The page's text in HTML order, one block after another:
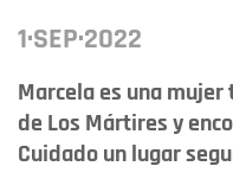
1·SEP·2022
Marcela es una
de Los Mártires y
Cuidado un lugar